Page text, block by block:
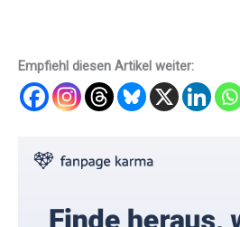
Empfiehl diesen Artikel weiter: